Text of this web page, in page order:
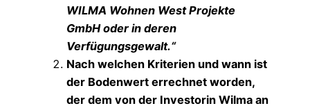
WILMA Wohnen West Projekte
GmbH oder in deren
Verfügungsgewalt.“
Nach welchen Kriterien und wann ist
der Bodenwert errechnet worden,
der dem von der Investorin Wilma an